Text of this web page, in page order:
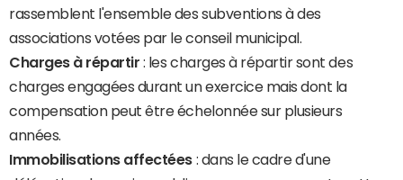
rassemblent l'ensemble des subventions à des
associations votées par le conseil municipal.
Charges à répartir : les charges à répartir sont des
charges engagées durant un exercice mais dont la
compensation peut être échelonnée sur plusieurs
années.
Immobilisations affectées : dans le cadre d'une